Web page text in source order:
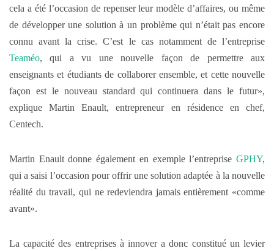
cela a été l’occasion de repenser leur modèle d’affaires, ou même
de développer une solution à un problème qui n’était pas encore
connu avant la crise. C’est le cas notamment de l’entreprise
Teaméo, qui a vu une nouvelle façon de permettre aux
enseignants et étudiants de collaborer ensemble, et cette nouvelle
façon est le nouveau standard qui continuera dans le futur»,
explique Martin Enault, entrepreneur en résidence en chef,
Centech.
Martin Enault donne également en exemple l’entreprise GPHY,
qui a saisi l’occasion pour offrir une solution adaptée à la nouvelle
réalité du travail, qui ne redeviendra jamais entièrement «comme
avant».
La capacité des entreprises à innover a donc constitué un levier